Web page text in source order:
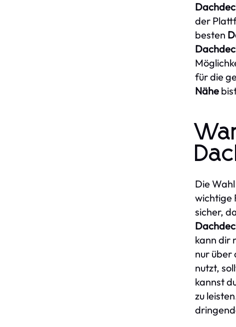
der
besten
für die
Nähe
Die
wichtige
sicher,
kann dir
nur über
nutzt,
kannst
zu